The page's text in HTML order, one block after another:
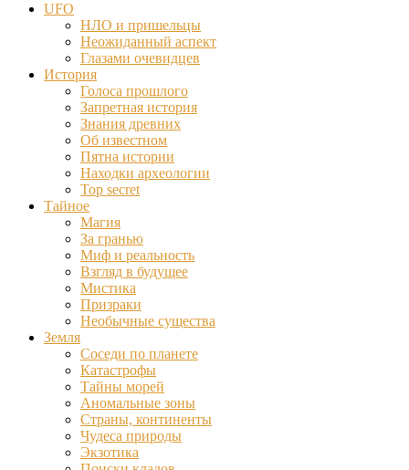
UFO
НЛО и пришельцы
Неожиданный аспект
Глазами очевидцев
История
Голоса прошлого
Запретная история
Знания древних
Об известном
Пятна истории
Находки археологии
Top secret
Тайное
Магия
За гранью
Миф и реальность
Взгляд в будущее
Мистика
Призраки
Необычные существа
Земля
Соседи по планете
Катастрофы
Тайны морей
Аномальные зоны
Страны, континенты
Чудеса природы
Экзотика